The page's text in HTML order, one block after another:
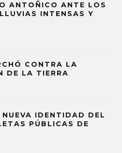
ANTOÑICO ANTE LOS
INTENSAS Y
CONTRA LA
DE LA TIERRA
IDENTIDAD DEL
PÚBLICAS DE